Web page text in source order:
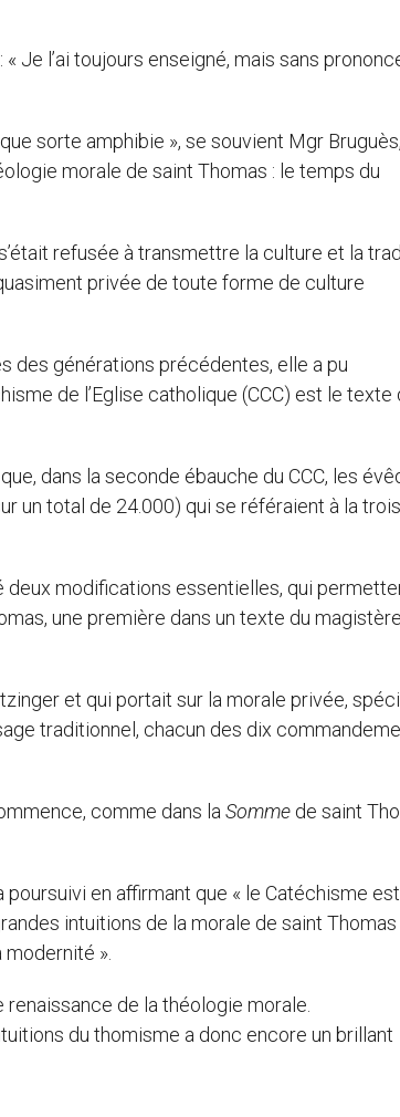
Je l’ai toujours enseigné, mais sans
sorte amphibie », se souvient Mgr
morale de saint Thomas : le temps du
refusée à transmettre la culture et la
privée de toute forme de culture
des générations précédentes, elle a pu
de l’Eglise catholique (CCC) est le texte
dans la seconde ébauche du CCC, les
un total de 24.000) qui se référaient à la
deux modifications essentielles, qui
une première dans un texte du magistère
et qui portait sur la morale privée,
traditionnel, chacun des dix
comme dans la Somme de saint
en affirmant que « le Catéchisme est
intuitions de la morale de saint Thomas
».
de la théologie morale.
du thomisme a donc encore un brillant